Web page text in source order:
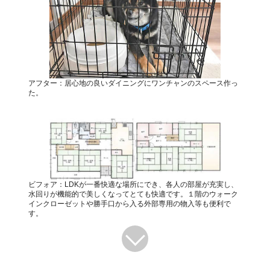
アフター：居心地の良いダイニングにワンチャンのスペース作っ
た。
ビフォア：LDKが一番快適な場所にでき、各人の部屋が充実し、
水回りが機能的で美しくなってとても快適です。１階のウォーク
インクローゼットや勝手口から入る外部専用の物入等も便利で
す。